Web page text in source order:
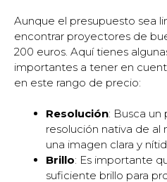
Aunque el presupuesto sea
encontrar proyectores de
200 euros. Aquí tienes
importantes a tener en
en este rango de precio:
Resolución: Busca
resolución nativa de al
una imagen clara y
Brillo: Es importante
suficiente brillo para